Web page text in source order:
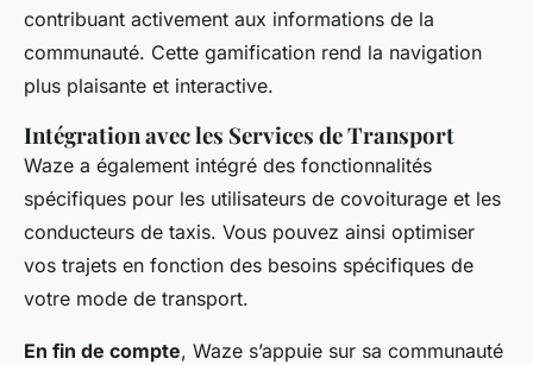
contribuant activement aux informations de la
communauté. Cette gamification rend la navigation
plus plaisante et interactive.
Intégration avec les Services de Transport
Waze a également intégré des fonctionnalités
spécifiques pour les utilisateurs de covoiturage et les
conducteurs de taxis. Vous pouvez ainsi optimiser
vos trajets en fonction des besoins spécifiques de
votre mode de transport.
En fin de compte, Waze s’appuie sur sa communauté